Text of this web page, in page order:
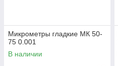
Микрометры гладкие МК 50-
75 0.001
В наличии